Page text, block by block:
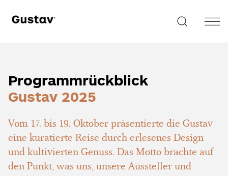
Programmrückblick
Gustav 2025
Vom 17. bis 19. Oktober präsentierte die Gustav
eine kuratierte Reise durch erlesenes Design
und kultivierten Genuss. Das Motto brachte auf
den Punkt, was uns, unsere Aussteller und